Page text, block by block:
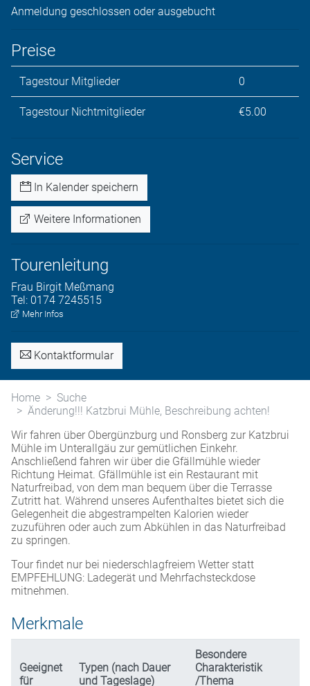
Anmeldung geschlossen oder ausgebucht
Preise
Tagestour Mitglieder 0
Tagestour Nichtmitglieder €5.00
Service
In Kalender speichern
Weitere Informationen
Tourenleitung
Frau Birgit Meßmang
Tel: 0174 7245515
Mehr Infos
Kontaktformular
Home
Suche
Änderung!!! Katzbrui Mühle, Beschreibung achten!
Wir fahren über Obergünzburg und Ronsberg zur Katzbrui
Mühle im Unterallgäu zur gemütlichen Einkehr.
Anschließend fahren wir über die Gfällmühle wieder
Richtung Heimat. Gfällmühle ist ein Restaurant mit
Naturfreibad, von dem man bequem über die Terrasse
Zutritt hat. Während unseres Aufenthaltes bietet sich die
Gelegenheit die abgestrampelten Kalorien wieder
zuzuführen oder auch zum Abkühlen in das Naturfreibad
zu springen.
Tour findet nur bei niederschlagfreiem Wetter statt
EMPFEHLUNG: Ladegerät und Mehrfachsteckdose
mitnehmen.
Merkmale
Geeignet
für
Typen (nach Dauer
und Tageslage)
Besondere
Charakteristik
/Thema